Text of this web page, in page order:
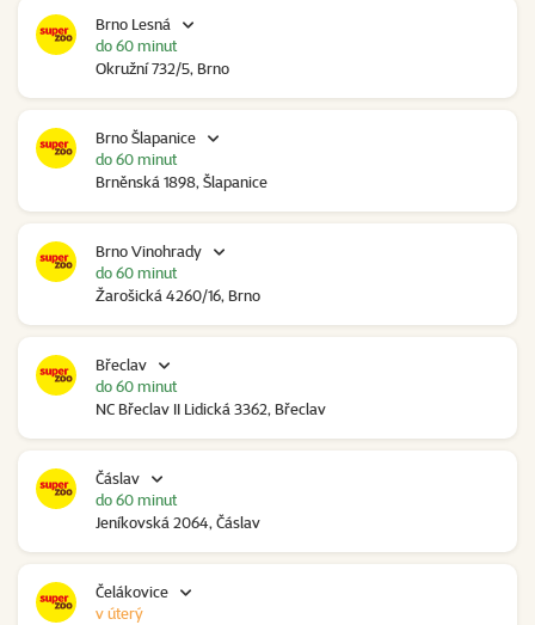
Brno Lesná
Okružní 732/5, Brno
do 60 minut
Brno Šlapanice
Brněnská 1898, Šlapanice
do 60 minut
Brno Vinohrady
Žarošická 4260/16, Brno
do 60 minut
Břeclav
NC Břeclav II Lidická 3362, Břeclav
do 60 minut
Čáslav
Jeníkovská 2064, Čáslav
do 60 minut
Čelákovice
v úterý